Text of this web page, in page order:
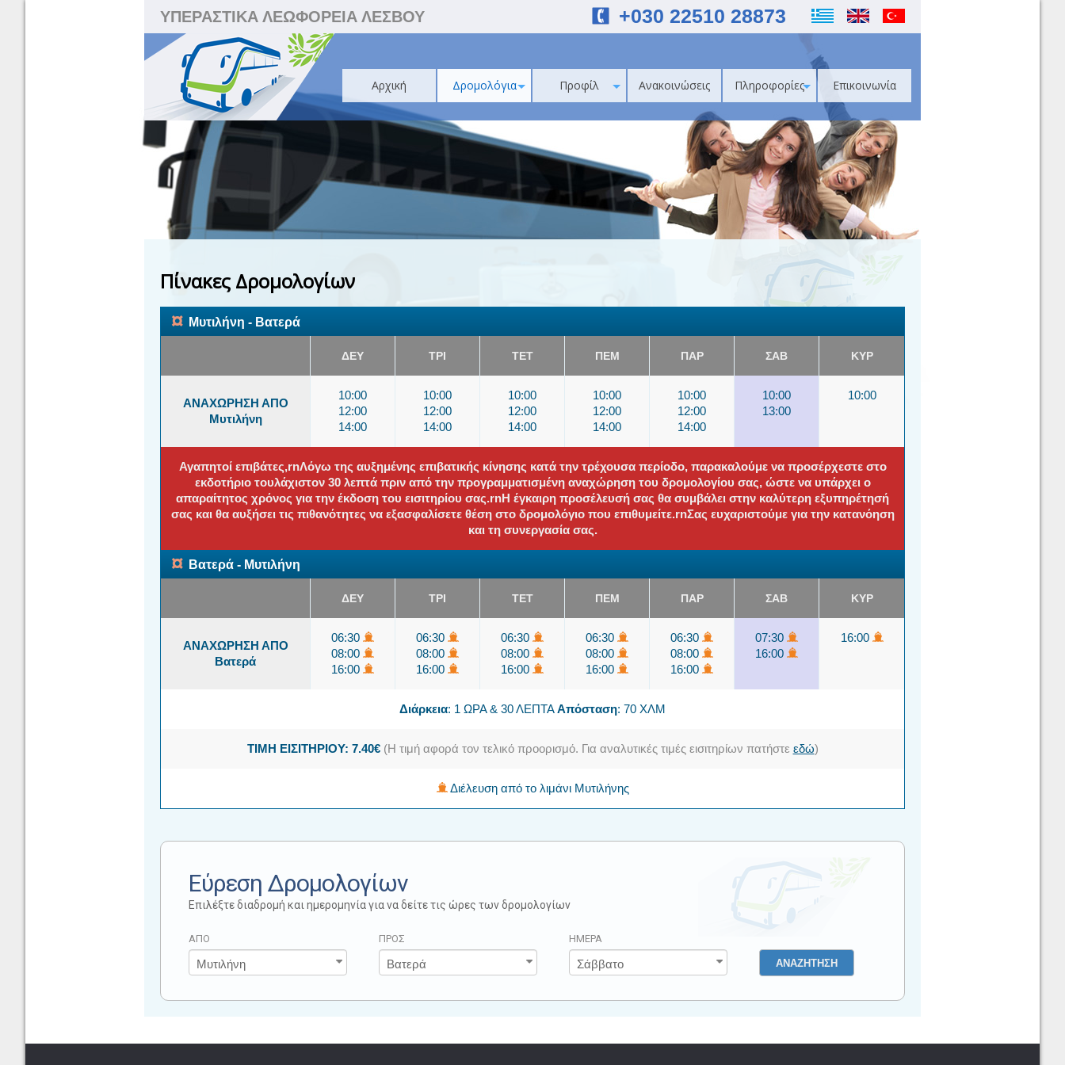
ΥΠΕΡΑΣΤΙΚΑ ΛΕΩΦΟΡΕΙΑ ΛΕΣΒΟΥ +030 22510 28873
Αρχική Δρομολόγια Προφίλ Ανακοινώσεις Πληροφορίες Επικοινωνία
Πίνακες Δρομολογίων
¤ Μυτιλήνη - Βατερά
ΔΕΥ ΤΡΙ ΤΕΤ ΠΕΜ ΠΑΡ ΣΑΒ ΚΥΡ
ΑΝΑΧΩΡΗΣΗ ΑΠΟ
Μυτιλήνη
10:00
12:00
14:00
10:00
12:00
14:00
10:00
12:00
14:00
10:00
12:00
14:00
10:00
12:00
14:00
10:00
13:00
10:00
Αγαπητοί επιβάτες,rnΛόγω της αυξημένης επιβατικής κίνησης κατά την τρέχουσα περίοδο, παρακαλούμε να προσέρχεστε στο
εκδοτήριο τουλάχιστον 30 λεπτά πριν από την προγραμματισμένη αναχώρηση του δρομολογίου σας, ώστε να υπάρχει ο
απαραίτητος χρόνος για την έκδοση του εισιτηρίου σας.rnΗ έγκαιρη προσέλευσή σας θα συμβάλει στην καλύτερη εξυπηρέτησή
σας και θα αυξήσει τις πιθανότητες να εξασφαλίσετε θέση στο δρομολόγιο που επιθυμείτε.rnΣας ευχαριστούμε για την κατανόηση
και τη συνεργασία σας.
¤ Βατερά - Μυτιλήνη
ΔΕΥ ΤΡΙ ΤΕΤ ΠΕΜ ΠΑΡ ΣΑΒ ΚΥΡ
ΑΝΑΧΩΡΗΣΗ ΑΠΟ
Βατερά
06:30
08:00
16:00
06:30
08:00
16:00
06:30
08:00
16:00
06:30
08:00
16:00
06:30
08:00
16:00
07:30
16:00
16:00
Διάρκεια: 1 ΩΡΑ & 30 ΛΕΠΤΑΑπόσταση: 70 ΧΛΜ
ΤΙΜΗ ΕΙΣΙΤΗΡΙΟΥ: 7.40€ (Η τιμή αφορά τον τελικό προορισμό. Για αναλυτικές τιμές εισιτηρίων πατήστε εδώ)
Διέλευση από το λιμάνι Μυτιλήνης
Εύρεση Δρομολογίων
Επιλέξτε διαδρομή και ημερομηνία για να δείτε τις ώρες των δρομολογίων
ΑΠΟ ΠΡΟΣ ΗΜΕΡΑ